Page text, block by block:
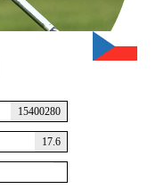
15400280
17.6